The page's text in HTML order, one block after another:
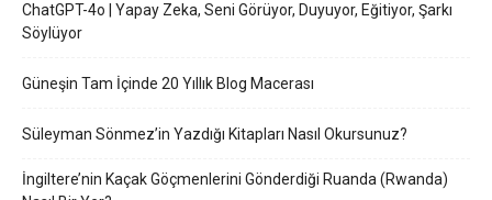
ChatGPT-4o | Yapay Zeka, Seni Görüyor, Duyuyor, Eğitiyor, Şarkı
Söylüyor
Güneşin Tam İçinde 20 Yıllık Blog Macerası
Süleyman Sönmez’in Yazdığı Kitapları Nasıl Okursunuz?
İngiltere’nin Kaçak Göçmenlerini Gönderdiği Ruanda (Rwanda)